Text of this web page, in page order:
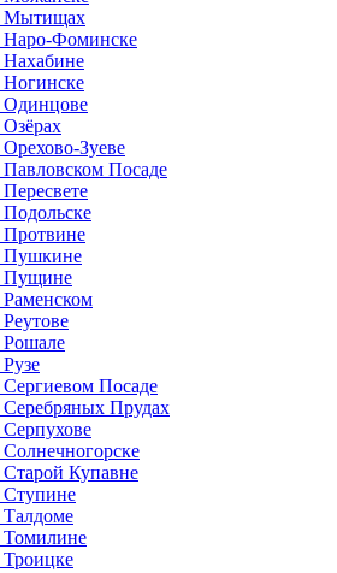
Мытищах
Наро-Фоминске
Одинцове
Зуеве
Посаде
Протвине
Пушкине
Пущине
Рошале
Посаде
Прудах
Купавне
Ступине
Томилине